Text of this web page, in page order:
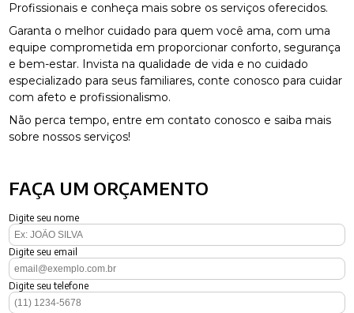
Profissionais e conheça mais sobre os serviços oferecidos.
Garanta o melhor cuidado para quem você ama, com uma
equipe comprometida em proporcionar conforto, segurança
e bem-estar. Invista na qualidade de vida e no cuidado
especializado para seus familiares, conte conosco para cuidar
com afeto e profissionalismo.
Não perca tempo, entre em contato conosco e saiba mais
sobre nossos serviços!
FAÇA UM ORÇAMENTO
Digite seu nome
Digite seu email
Digite seu telefone